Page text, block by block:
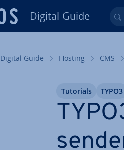
Digital Guide
Digital Guide Hosting CMS
Tutorials TYPO3